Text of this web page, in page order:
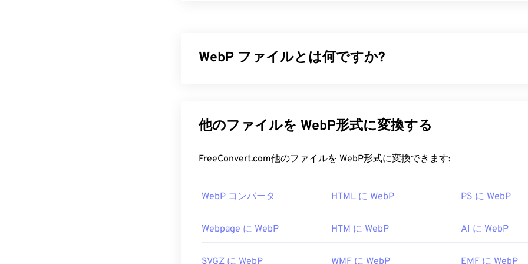
のデバイスやオペレーティングシステムでも常に同じ外観を保ちます。
す。AdobeはPDF標準を開発し、そのプログラムは間違いなく最も
ーです。使い勝手は全く問題ありませんが、個人的には、必要のない、あるい
ChromeやFirefoxなど、ほとんどのウェブブラウザはPDFファイル自体を開く
た際に自動的にPDFファイルが開くようにしておくと非常に便利です。もう少
開発者: ISO
WebP ファイルとは何ですか?
Graphics（PNG）ファイルと比較して最大30%もサイズが小さく、画質は同等
像は、ウェブページやモバイルアプリケーションで高速に読み込まれます。
WebP ファイルを開くにはどうすればいいですか?
トフォームを問わず動作します。WebPファイルは
Microsoft Paintでも
他に試せる無料ビューアとしては、 Pixelmator があります。また
他のファイルを WebP形式に変換する
FreeConvert.com他のファイルを WebP形式に変換できます:
WebP コンバータ HTML に WebP PS に WebP
Webpage に WebP HTM に WebP AI に WebP
SVGZ に WebP WMF に WebP EMF に WebP